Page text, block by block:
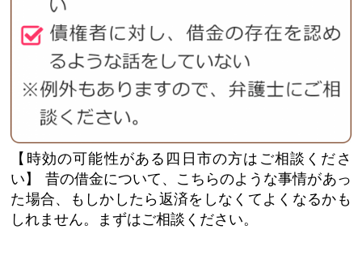
【時効の可能性がある四日市の方はご相談くださ
い】
昔の借金について、こちらのような事情があっ
た場合、もしかしたら返済をしなくてよくなるかも
しれません。まずはご相談ください。